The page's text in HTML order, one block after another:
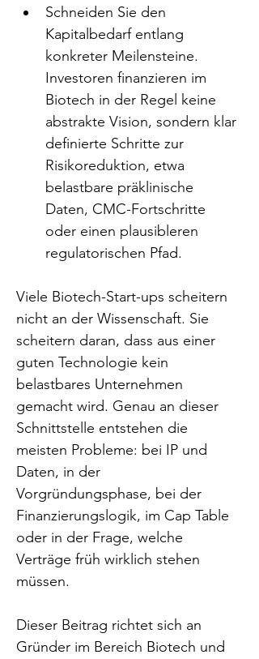
Schneiden Sie den
Kapitalbedarf entlang
konkreter Meilensteine.
Investoren finanzieren im
Biotech in der Regel keine
abstrakte Vision, sondern klar
definierte Schritte zur
Risikoreduktion, etwa
belastbare präklinische
Daten, CMC-Fortschritte
oder einen plausibleren
regulatorischen Pfad.
Viele Biotech-Start-ups scheitern
nicht an der Wissenschaft. Sie
scheitern daran, dass aus einer
guten Technologie kein
belastbares Unternehmen
gemacht wird. Genau an dieser
Schnittstelle entstehen die
meisten Probleme: bei IP und
Daten, in der
Vorgründungsphase, bei der
Finanzierungslogik, im Cap Table
oder in der Frage, welche
Verträge früh wirklich stehen
müssen.
Dieser Beitrag richtet sich an
Gründer im Bereich Biotech und